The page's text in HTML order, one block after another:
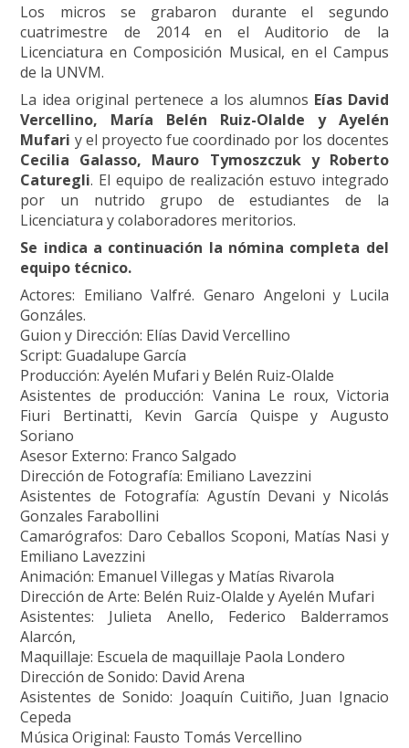
Los micros se grabaron durante el segundo
cuatrimestre de 2014 en el Auditorio de la
Licenciatura en Composición Musical, en el Campus
de la UNVM.
La idea original pertenece a los alumnos Eías David
Vercellino, María Belén Ruiz-Olalde y Ayelén
Mufari y el proyecto fue coordinado por los docentes
Cecilia Galasso, Mauro Tymoszczuk y Roberto
Caturegli. El equipo de realización estuvo integrado
por un nutrido grupo de estudiantes de la
Licenciatura y colaboradores meritorios.
Se indica a continuación la nómina completa del
equipo técnico.
Actores: Emiliano Valfré. Genaro Angeloni y Lucila
Gonzáles.
Guion y Dirección: Elías David Vercellino
Script: Guadalupe García
Producción: Ayelén Mufari y Belén Ruiz-Olalde
Asistentes de producción: Vanina Le roux, Victoria
Fiuri Bertinatti, Kevin García Quispe y Augusto
Soriano
Asesor Externo: Franco Salgado
Dirección de Fotografía: Emiliano Lavezzini
Asistentes de Fotografía: Agustín Devani y Nicolás
Gonzales Farabollini
Camarógrafos: Daro Ceballos Scoponi, Matías Nasi y
Emiliano Lavezzini
Animación: Emanuel Villegas y Matías Rivarola
Dirección de Arte: Belén Ruiz-Olalde y Ayelén Mufari
Asistentes: Julieta Anello, Federico Balderramos
Alarcón,
Maquillaje: Escuela de maquillaje Paola Londero
Dirección de Sonido: David Arena
Asistentes de Sonido: Joaquín Cuitiño, Juan Ignacio
Cepeda
Música Original: Fausto Tomás Vercellino